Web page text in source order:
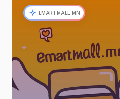
EMARTMALL.MN